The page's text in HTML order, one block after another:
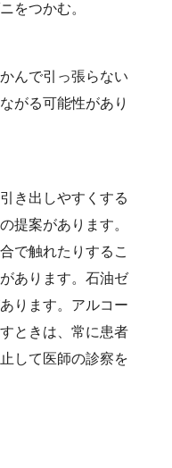
をつかむ。
んで引っ張らない
がる可能性があり
き出しやすくする
提案があります。
で触れたりするこ
あります。石油ゼ
ります。アルコー
ときは、常に患者
して医師の診察を